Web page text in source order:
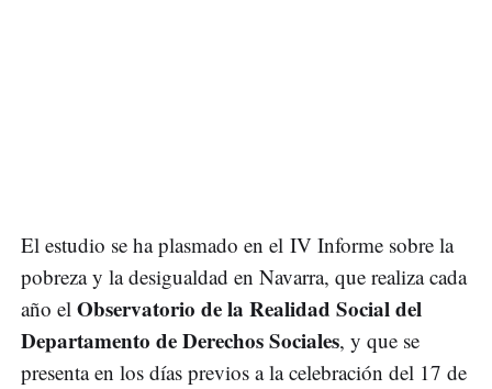
El estudio se ha plasmado en el IV Informe sobre la
pobreza y la desigualdad en Navarra, que realiza cada
año el Observatorio de la Realidad Social del
Departamento de Derechos Sociales, y que se
presenta en los días previos a la celebración del 17 de